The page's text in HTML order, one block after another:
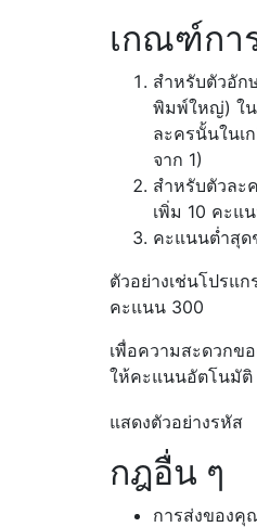
เกณฑ์กา
สำหรับตัวอัก
พิมพ์ใหญ่) ใ
ละครนั้นในเ
จาก 1)
สำหรับตัวละ
เพิ่ม 10 คะแ
คะแนนต่ำสุด
ตัวอย่างเช่นโปรแก
คะแนน 300
เพื่อความสะดวกข
ให้คะแนนอัตโนมัติ
แสดงตัวอย่างรหัส
กฎอื่น ๆ
การส่งของคุ